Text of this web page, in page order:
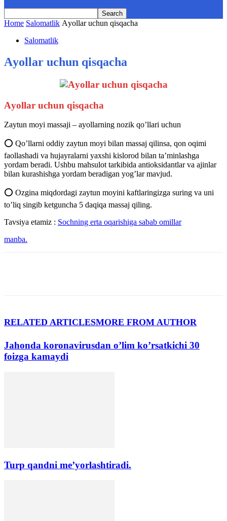
Home Salomatlik Аyollar uchun qisqacha
Salomatlik
Аyollar uchun qisqacha
Аyollar uchun qisqacha
Zaytun moyi massaji – ayollarning nozik qoʼllari uchun
⭕️ Qoʼllarni oddiy zaytun moyi bilan massaj qilinsa, qon oqimi
faollashadi va hujayralarni yaxshi kislorod bilan taʼminlashga
yordam beradi. Ushbu mahsulot tarkibida antioksidantlar va ajinlar
bilan kurashishga yordam beradigan yogʼlar mavjud.
⭕️ Ozgina miqdordagi zaytun moyini kaftlaringizga suring va uni
toʼliq singib ketguncha 5 daqiqa massaj qiling.
Tavsiya etamiz : Sochning erta oqarishiga sabab omillar
manba.
RELATED ARTICLESMORE FROM AUTHOR
Jahonda koronavirusdan o’lim koʼrsatkichi 30
foizga kamaydi
Turp qandni me’yorlashtiradi.